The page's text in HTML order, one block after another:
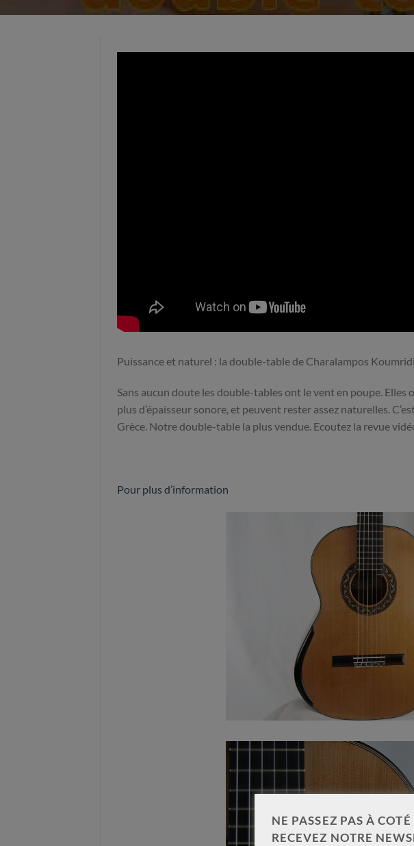
Puissance et naturel : la double-table de Charalampos
Sans aucun doute les double-tables ont le vent en poupe. Elles
plus d’épaisseur sonore, et peuvent rester assez naturelles.
Grèce. Notre double-table la plus vendue. Ecoutez la revue
Pour plus d’information
Alessandro Marseglia REG
Limited Edition 2026
Nouveau
Jim
2019
NE PASSEZ PAS À
RECEVEZ NOTRE